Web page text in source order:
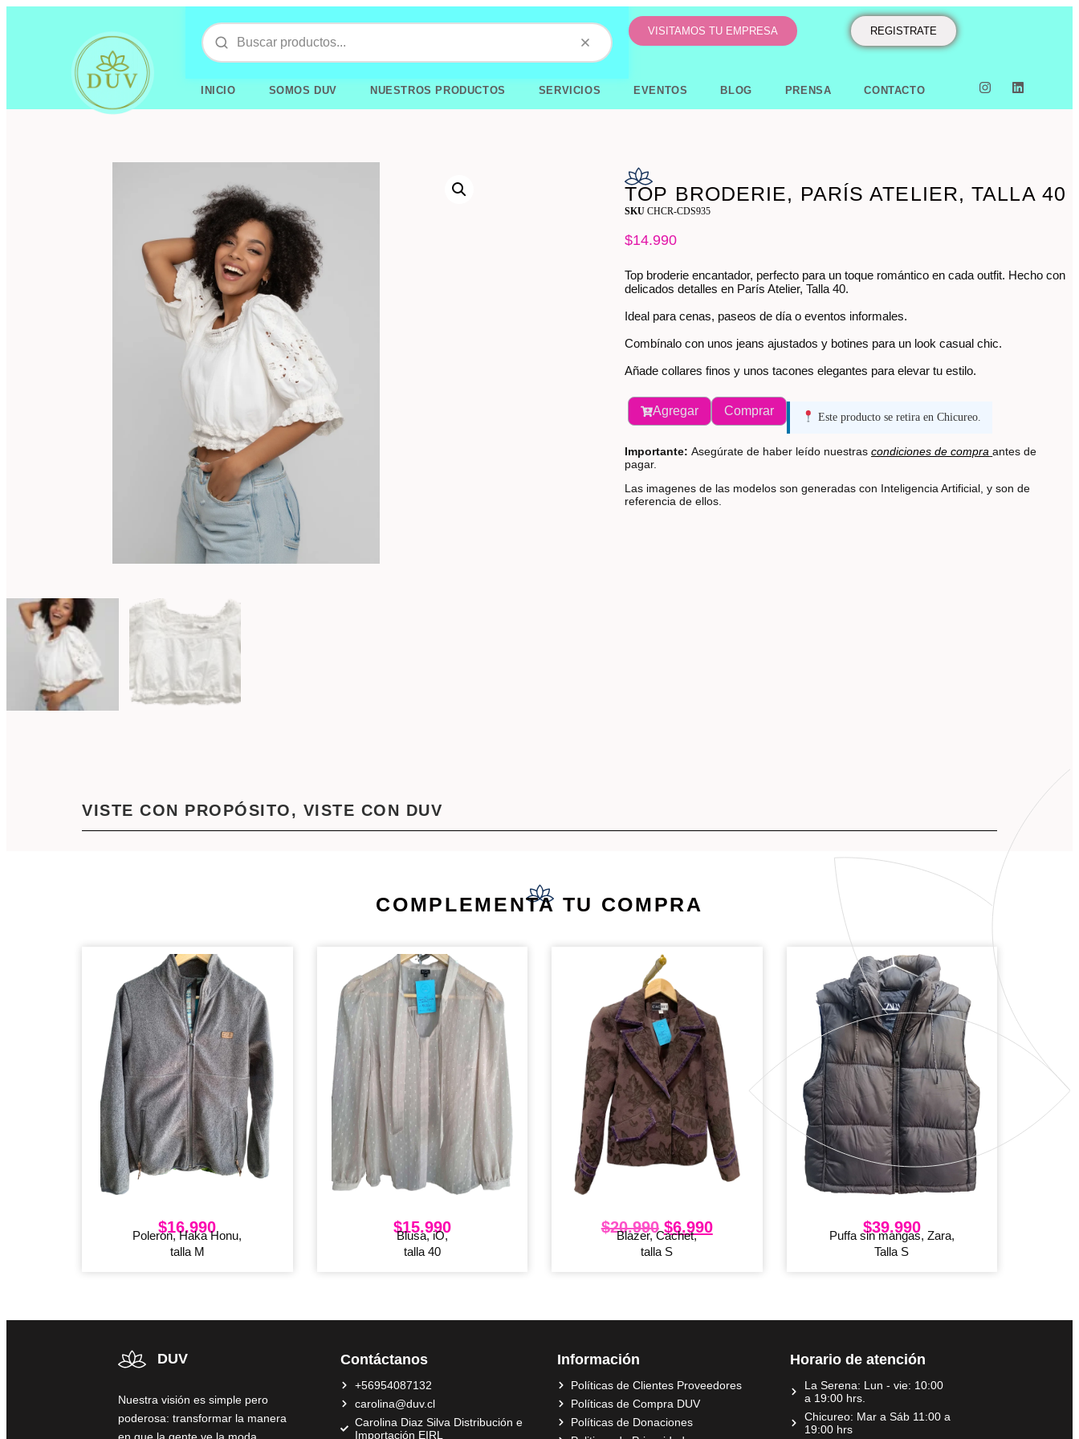
VISITAMOS TU EMPRESA REGISTRATE
INICIO SOMOS DUV NUESTROS PRODUCTOS SERVICIOS EVENTOS BLOG PRENSA CONTACTO
TOP BRODERIE, PARÍS ATELIER, TALLA 40
SKUCHCR-CDS935
$14.990
Top broderie encantador, perfecto para un toque romántico en cada outfit. Hecho con
delicados detalles en París Atelier, Talla 40.
Ideal para cenas, paseos de día o eventos informales.
Combínalo con unos jeans ajustados y botines para un look casual chic.
Añade collares finos y unos tacones elegantes para elevar tu estilo.
Agregar Comprar Este producto se retira en Chicureo.
Importante: Asegúrate de haber leído nuestrascondiciones de compra antes de
pagar.
Las imagenes de las modelos son generadas con Inteligencia Artificial, y son de
referencia de ellos.
VISTE CON PROPÓSITO, VISTE CON DUV
COMPLEMENTA TU COMPRA
$16.990
Poleron, Haka Honu,
talla M
$15.990
Blusa, iO,
talla 40
$20.990 $6.990
Blazer, Cachet,
talla S
$39.990
Puffa sin mangas, Zara,
Talla S
DUV
Nuestra visión es simple pero
poderosa: transformar la manera
Contáctanos
+56954087132
carolina@duv.cl
Carolina Diaz Silva Distribución e
Importación EIRL
Información
Políticas de Clientes Proveedores
Políticas de Compra DUV
Políticas de Donaciones
Horario de atención
La Serena: Lun - vie: 10:00
a 19:00 hrs.
Chicureo: Mar a Sáb 11:00 a
19:00 hrs